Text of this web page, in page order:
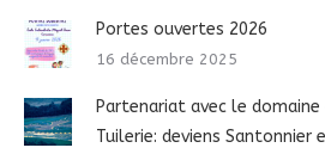
Portes ouvertes 2026
16 décembre 2025
Partenariat avec le
Tuilerie: deviens